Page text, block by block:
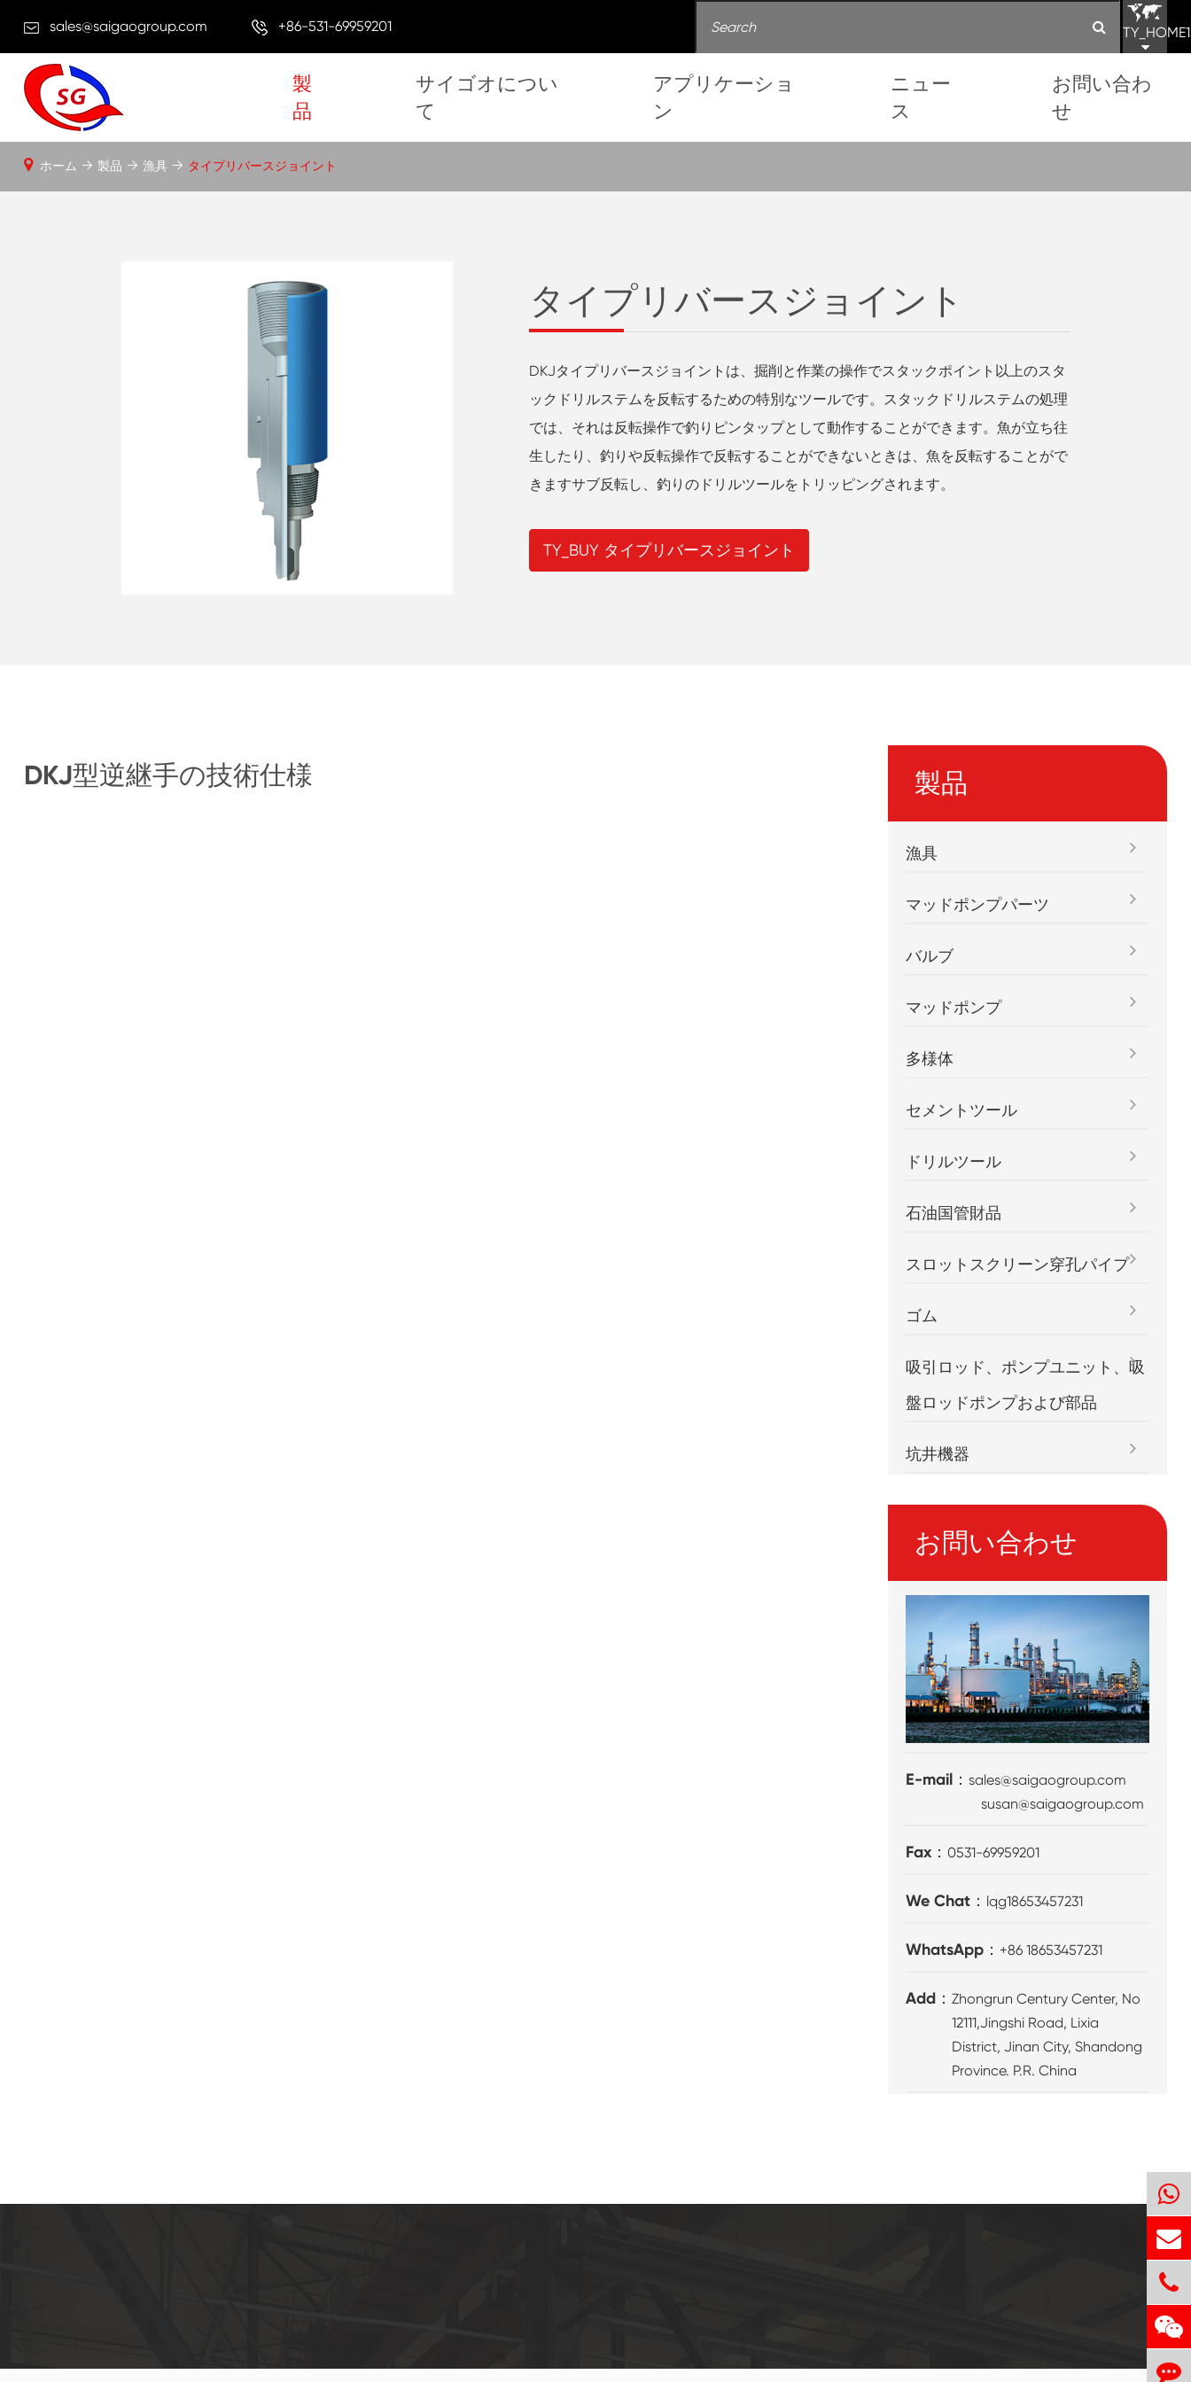
sales@saigaogroup.com +86-531-69959201
製
品
サイゴオについ
て
アプリケーショ
ン
ニュー
ス
お問い合わ
せ
タイプリバースジョイント
DKJタイプリバースジョイントは、掘削と作業の操作でスタックポイント以上のスタ
ックドリルステムを反転するための特別なツールです。スタックドリルステムの処理
では、それは反転操作で釣りピンタップとして動作することができます。魚が立ち往
生したり、釣りや反転操作で反転することができないときは、魚を反転することがで
きますサブ反転し、釣りのドリルツールをトリッピングされます。
TY_BUY タイプリバースジョイント
ホーム 製品 漁具 タイプリバースジョイント
DKJ型逆継手の技術仕様 製品
漁具
マッドポンプパーツ
バルブ
マッドポンプ
多様体
セメントツール
ドリルツール
石油国管財品
スロットスクリーン穿孔パイプ
ゴム
吸引ロッド、ポンプユニット、吸
盤ロッドポンプおよび部品
坑井機器
お問い合わせ
E-mail：sales@saigaogroup.com
susan@saigaogroup.com
Fax：0531-69959201
We Chat： lqg18653457231
WhatsApp： +86 18653457231
Add：Zhongrun Century Center, No
12111,Jingshi Road, Lixia
District, Jinan City, Shandong
Province. P.R. China